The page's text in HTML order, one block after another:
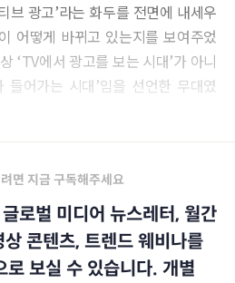
브 광고’라는 화두를 전면에 내세우
어떻게 바뀌고 있는지를 보여주었
‘TV에서 광고를 보는 시대’가 아니
들어가는 시대’임을 선언한 무대였
면 지금 구독해주세요
로벌 미디어 뉴스레터, 월간
콘텐츠, 트렌드 웨비나를
로 보실 수 있습니다. 개별